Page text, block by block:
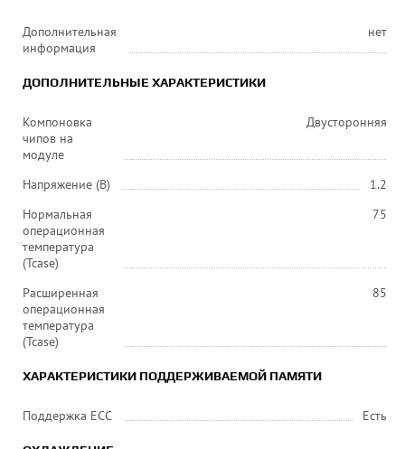
Дополнительная
информация
нет
ДОПОЛНИТЕЛЬНЫЕ ХАРАКТЕРИСТИКИ
Компоновка
чипов на
модуле
Двусторонняя
Напряжение (В)
1.2
Нормальная
операционная
температура
(Tcase)
75
Расширенная
операционная
температура
(Tcase)
85
ХАРАКТЕРИСТИКИ ПОДДЕРЖИВАЕМОЙ ПАМЯТИ
Поддержка ECC Есть